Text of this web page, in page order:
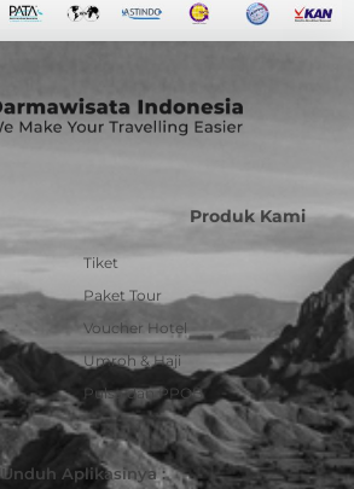
Produk Kami
Tiket
Paket Tour
Voucher Hotel
Umroh & Haji
Pulsa dan PPOB
Unduh Aplikasinya :